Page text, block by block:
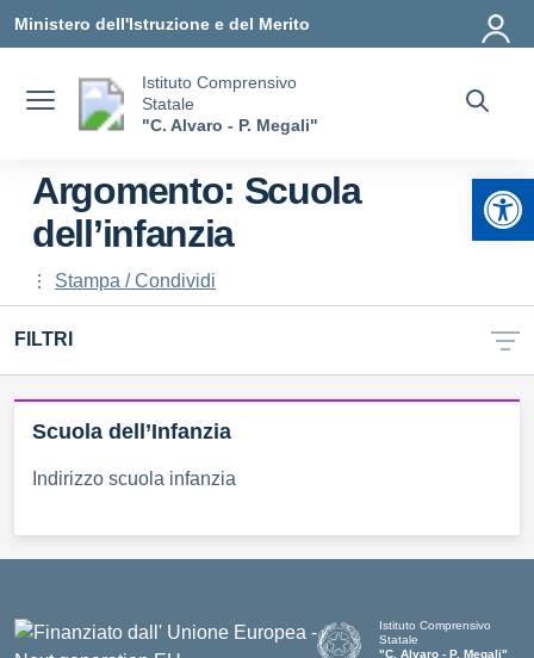
Ministero dell'Istruzione e del Merito
Istituto Comprensivo
Statale
"C. Alvaro - P. Megali"
Argomento: Scuola
dell’infanzia
Stampa / Condividi
FILTRI
Scuola dell’Infanzia
Indirizzo scuola infanzia
Istituto Comprensivo
Statale
"C. Alvaro - P. Megali"